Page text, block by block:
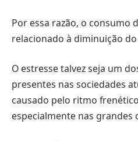
Por essa razão, o consumo
relacionado à diminuição
O estresse talvez seja um
presentes nas sociedades
causado pelo ritmo
especialmente nas grandes